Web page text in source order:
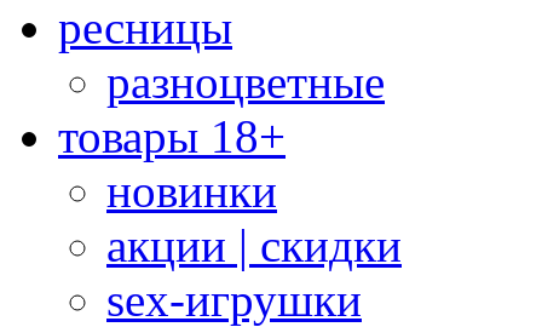
ресницы
разноцветные
товары 18+
новинки
акции | скидки
sex-игрушки